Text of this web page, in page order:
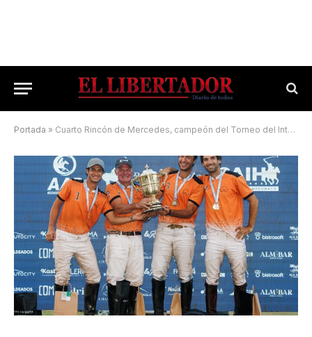
Portada » Cuarto Rincón de Mercedes, campeón del Torneo del Interior 2025